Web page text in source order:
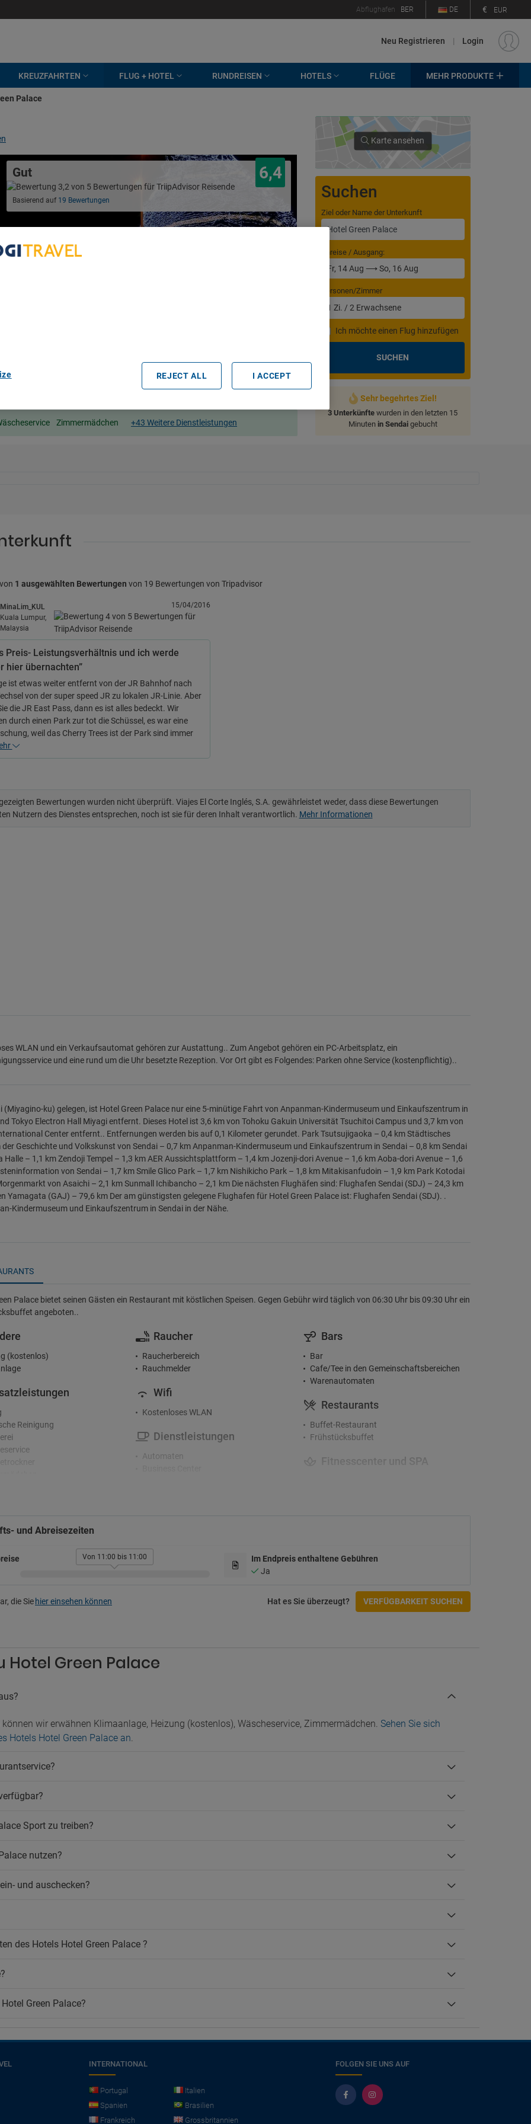
Abflughafen BER DE € EUR
Neu Registrieren | Login
KREUZFAHRTEN FLUG + HOTEL RUNDREISEN HOTELS FLÜGE MEHR PRODUKTE
Palace
Gut 6,4
Basierend auf 19 Bewertungen
Zimmermädchen +43 Weitere Dienstleistungen
Karte ansehen
Suchen
Ziel oder Name der Unterkunft
Anreise / Ausgang:
Personen/Zimmer
1 Zi. / 2 Erwachsene
Ich möchte einen Flug hinzufügen
SUCHEN
Sehr begehrtes Ziel!
3 Unterkünfte wurden in den letzten 15
Minutenin Sendaigebucht
1 ausgewählten Bewertungen von 19 Bewertungen von Tripadvisor
MinaLim_KUL
Kuala Lumpur,
Malaysia
15/04/2016
Preis- Leistungsverhältnis und ich werde
hier übernachten”
ist etwas weiter entfernt von der JR Bahnhof nach
von der super speed JR zu lokalen JR-Linie. Aber
die JR East Pass, dann es ist alles bedeckt. Wir
durch einen Park zur tot die Schüssel, es war eine
weil das Cherry Trees ist der Park sind immer
Bewertungen wurden nicht überprüft. Viajes El Corte Inglés, S.A. gewährleistet weder, dass diese Bewertungen
Nutzern des Dienstes entsprechen, noch ist sie für deren Inhalt verantwortlich. Mehr Informationen
WLAN und ein Verkaufsautomat gehören zur Austattung.. Zum Angebot gehören ein PC-Arbeitsplatz, ein
und eine rund um die Uhr besetzte Rezeption. Vor Ort gibt es Folgendes: Parken ohne Service (kostenpflichtig)..
(Miyagino-ku) gelegen, ist Hotel Green Palace nur eine 5-minütige Fahrt von Anpanman-Kindermuseum und Einkaufszentrum in
Tokyo Electron Hall Miyagi entfernt. Dieses Hotel ist 3,6 km von Tohoku Gakuin Universität Tsuchitoi Campus und 3,7 km von
Center entfernt.. Entfernungen werden bis auf 0,1 Kilometer gerundet. Park Tsutsujigaoka – 0,4 km Städtisches
der Geschichte und Volkskunst von Sendai – 0,7 km Anpanman-Kindermuseum und Einkaufszentrum in Sendai – 0,8 km Sendai
Halle – 1,1 km Zendoji Tempel – 1,3 km AER Aussichtsplattform – 1,4 km Jozenji-dori Avenue – 1,6 km Aoba-dori Avenue – 1,6
von Sendai – 1,7 km Smile Glico Park – 1,7 km Nishikicho Park – 1,8 km Mitakisanfudoin – 1,9 km Park Kotodai
von Asaichi – 2,1 km Sunmall Ichibancho – 2,1 km Die nächsten Flughäfen sind: Flughafen Sendai (SDJ) – 24,3 km
Yamagata (GAJ) – 79,6 km Der am günstigsten gelegene Flughafen für Hotel Green Palace ist: Flughafen Sendai (SDJ). .
Kindermuseum und Einkaufszentrum in Sendai in der Nähe.
Palace bietet seinen Gästen ein Restaurant mit köstlichen Speisen. Gegen Gebühr wird täglich von 06:30 Uhr bis 09:30 Uhr ein
angeboten..
(kostenlos)
Reinigung
Raucher
Raucherbereich
Rauchmelder
Wifi
Kostenloses WLAN
Dienstleistungen
Automaten
Haartrockner
Hosenpresse
Bars
Bar
Cafe/Tee in den Gemeinschaftsbereichen
Warenautomaten
Restaurants
Buffet-Restaurant
Frühstücksbuffet
Fitnesscenter und SPA
und Abreisezeiten
Von 11:00 bis 11:00
Im Endpreis enthaltene Gebühren
Ja
die Sie hier einsehen können Hat es Sie überzeugt? VERFÜGBARKEIT SUCHEN
Hotel Green Palace
wir erwähnen Klimaanlage, Heizung (kostenlos), Wäscheservice, Zimmermädchen. Sehen Sie sich
Hotels Hotel Green Palace an.
Sport zu treiben?
nutzen?
und auschecken?
des Hotels Hotel Green Palace ?
Green Palace?
INTERNATIONAL
Portugal
Italien
Spanien
Brasilien
Frankreich
Grossbritannien
FOLGEN SIE UNS AUF
REJECT ALL I ACCEPT